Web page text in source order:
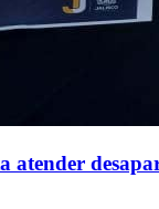
atender